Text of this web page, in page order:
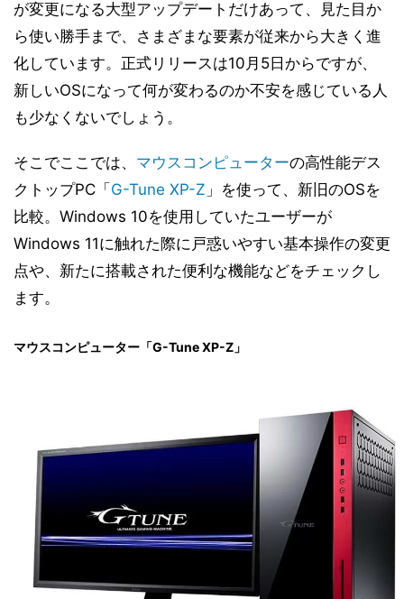
が変更になる大型アップデートだけあって、見た目か
ら使い勝手まで、さまざまな要素が従来から大きく進
化しています。正式リリースは10月5日からですが、
新しいOSになって何が変わるのか不安を感じている人
も少なくないでしょう。
そこでここでは、 マウスコンピューターの高性能デス
クトップPC「 G-Tune XP-Z 」を使って、新旧のOSを
比較。Windows 10を使用していたユーザーが
Windows 11に触れた際に戸惑いやすい基本操作の変更
点や、新たに搭載された便利な機能などをチェックし
ます。
マウスコンピューター「G-Tune XP-Z」